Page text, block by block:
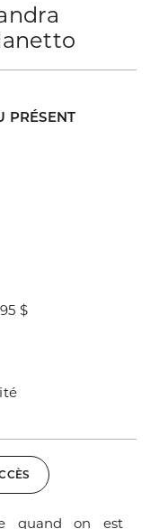
PRÉSENT
$
quand on est